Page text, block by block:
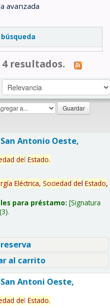
avanzada
resultados.
Antonio Oeste,
del Estado.
Eléctrica, Sociedad del Estado,
para préstamo: Signatura
(3).
al carrito
Antoni Oeste,
del Estado.